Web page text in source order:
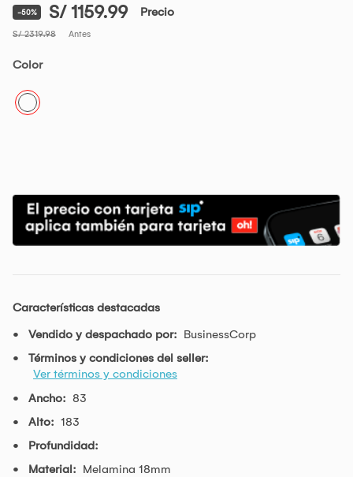
-50% S/ 1159.99 Precio
S/ 2319.98 Antes
Color
Características destacadas
Vendido y despachado por: BusinessCorp
Términos y condiciones del seller:
Ver términos y condiciones
Ancho: 83
Alto: 183
Profundidad:
Material: Melamina 18mm